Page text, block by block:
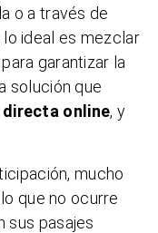
o a través de
lo ideal es mezclar
garantizar la
solución que
online, y
mucho
que no ocurre
sus pasajes